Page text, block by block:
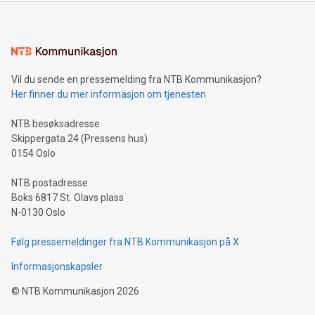
mining.Energy Market Dynamics: Explore how Bitcoin mining
mining.Sound Money: Discover how tamper-proof currency
neutral payment systems support humanitarian
projects.Carbon Footprint: Compare Bitcoin's environmental
event and dive into the critical topics of Bitcoin
Vil du sende en pressemelding fra NTB Kommunikasjon?
Her finner du mer informasjon om tjenesten
NTB besøksadresse
Skippergata 24 (Pressens hus)
0154 Oslo
NTB postadresse
Boks 6817 St. Olavs plass
N-0130 Oslo
Følg pressemeldinger fra NTB Kommunikasjon på X
Informasjonskapsler
© NTB Kommunikasjon 2026